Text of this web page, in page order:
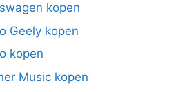
kopen
Geely kopen
kopen
Music kopen